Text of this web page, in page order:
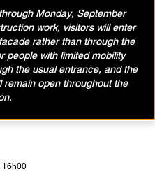
16h00
Monday, September
work, visitors will enter
rather than through the
people with limited mobility
the usual entrance, and the
remain open throughout the